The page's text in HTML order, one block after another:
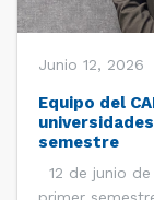
Junio 12, 2026
Equipo del
semestre
12 de junio